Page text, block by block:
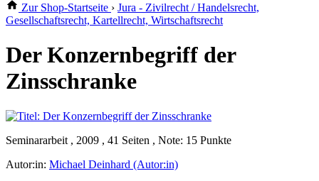
Zur Shop-Startseite › Jura - Zivilrecht / Handelsrecht,
Gesellschaftsrecht, Kartellrecht, Wirtschaftsrecht
Der Konzernbegriff der
Zinsschranke
Seminararbeit , 2009 , 41 Seiten , Note: 15 Punkte
Autor:in: Michael Deinhard (Autor:in)